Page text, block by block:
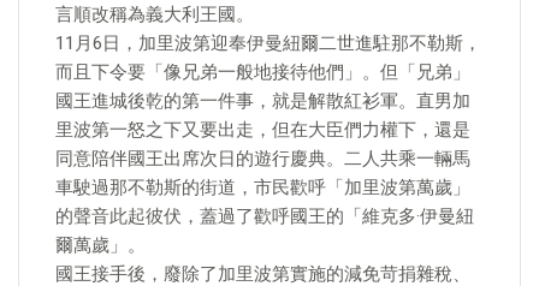
言順改稱為義大利王國。
11月6日，加里波第迎奉伊曼紐爾二世進駐那不勒斯，
而且下令要「像兄弟一般地接待他們」。但「兄弟」
國王進城後乾的第一件事，就是解散紅衫軍。直男加
里波第一怒之下又要出走，但在大臣們力權下，還是
同意陪伴國王出席次日的遊行慶典。二人共乘一輛馬
車駛過那不勒斯的街道，市民歡呼「加里波第萬歲」
的聲音此起彼伏，蓋過了歡呼國王的「維克多·伊曼紐
爾萬歲」。
國王接手後，廢除了加里波第實施的減免苛捐雜稅、